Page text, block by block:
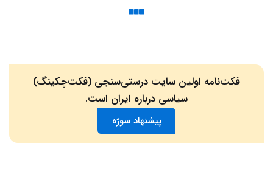
فکت‌نامه اولین سایت درستی‌سنجی (فکت‌چکینگ)
سیاسی درباره ایران است.
پیشنهاد سوژه